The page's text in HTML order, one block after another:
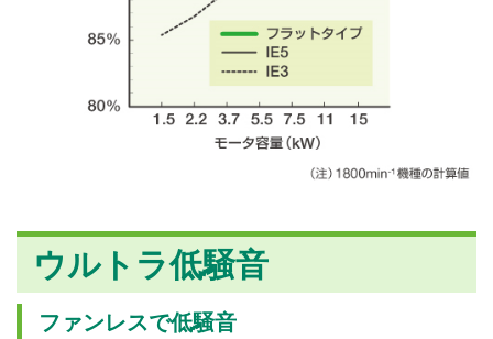
ウルトラ低騒音
ファンレスで低騒音